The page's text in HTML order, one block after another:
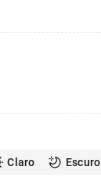
Claro Escuro